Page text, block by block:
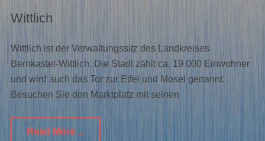
Wittlich
Wittlich ist der Verwaltungssitz des Landkreises
Bernkastel-Wittlich. Die Stadt zählt ca. 19 000 Einwohner
und wird auch das Tor zur Eifel und Mosel genannt.
Besuchen Sie den Marktplatz mit seinen
Read More ...